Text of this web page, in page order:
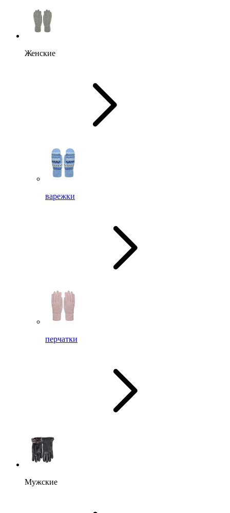
Женские
варежки
перчатки
Мужские